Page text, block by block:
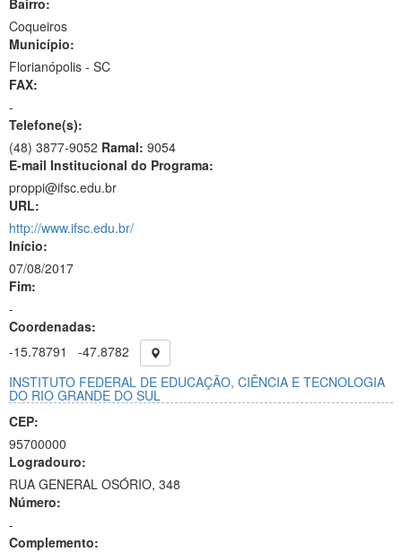
Bairro:
Coqueiros
Município:
Florianópolis - SC
FAX:
-
Telefone(s):
(48) 3877-9052 Ramal: 9054
E-mail Institucional do Programa:
proppi@ifsc.edu.br
URL:
http://www.ifsc.edu.br/
Início:
07/08/2017
Fim:
-
Coordenadas:
-15.78791
-47.8782
INSTITUTO FEDERAL DE EDUCAÇÃO, CIÊNCIA E TECNOLOGIA
DO RIO GRANDE DO SUL
CEP:
95700000
Logradouro:
RUA GENERAL OSÓRIO, 348
Número:
-
Complemento: